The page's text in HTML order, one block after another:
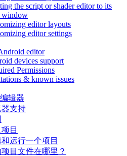
the script or shader editor to its
window
editor layouts
editor settings
editor
devices support
Permissions
& known issues
辑器
支持
目
运行一个项目
目文件在哪里？